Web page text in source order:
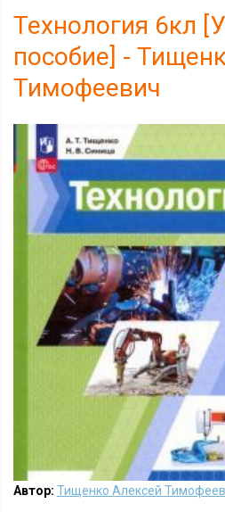
Технология 6кл
пособие] -
Тимофеевич
Автор: Тищенко Алексей